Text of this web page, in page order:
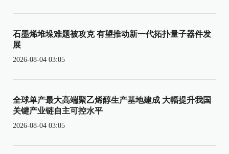
石墨烯堆垛难题被攻克 有望推动新一代拓扑量子器件发
展
2026-08-04 03:05
全球单产最大高端聚乙烯醇生产基地建成 大幅提升我国
关键产业链自主可控水平
2026-08-04 03:05